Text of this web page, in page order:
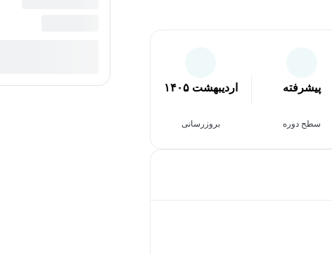
پیشرفته
سطح دوره بروزرسانی
اردیبهشت ۱۴۰۵